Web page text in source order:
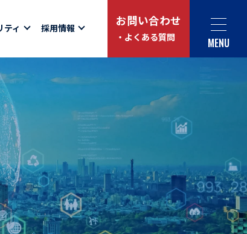
MENU
ティ 採用情報
お問い合わせ
・よくある質問
Social link
サイト内検索